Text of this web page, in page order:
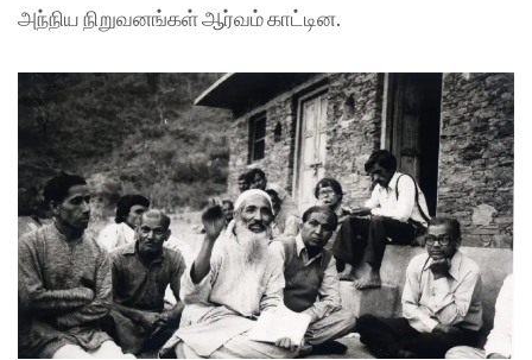
அந்நிய நிறுவனங்கள் ஆர்வம் காட்டின.